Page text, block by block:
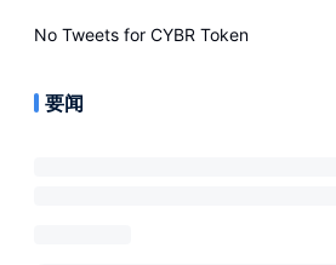
No Tweets for CYBR Token
要闻